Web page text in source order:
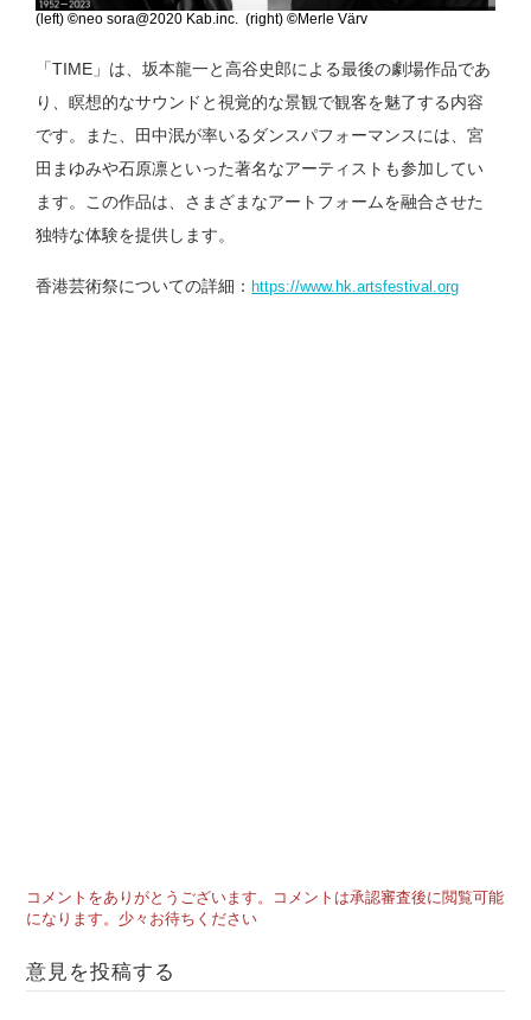
(left)©neo sora@2020 Kab.inc. (right)©Merle Värv
「TIME」は、坂本龍一と高谷史郎による最後の劇場作品であ
り、瞑想的なサウンドと視覚的な景観で観客を魅了する内容
です。また、田中泯が率いるダンスパフォーマンスには、宮
田まゆみや石原凛といった著名なアーティストも参加してい
ます。この作品は、さまざまなアートフォームを融合させた
独特な体験を提供します。
香港芸術祭についての詳細：https://www.hk.artsfestival.org
コメントをありがとうございます。コメントは承認審査後に閲覧可能
になります。少々お待ちください
意見を投稿する